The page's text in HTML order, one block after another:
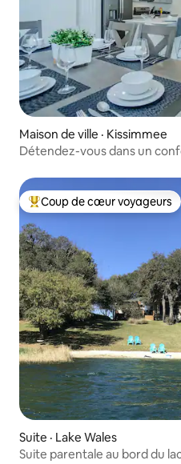
Maison de ville · Kissimmee
Détendez-vous dans un
Coup de cœur voyageurs
Coup de cœur voyageurs
Suite · Lake Wales
Suite parentale au bord du